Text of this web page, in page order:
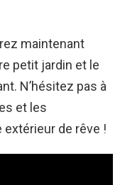
maintenant
petit jardin et le
N’hésitez pas à
et les
de rêve !